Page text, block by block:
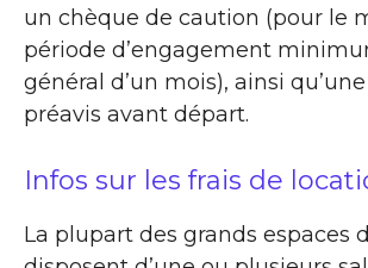
un chèque de caution (pour le
période d’engagement
général d’un mois), ainsi
préavis avant départ.
Infos sur les frais de
La plupart des grands espaces